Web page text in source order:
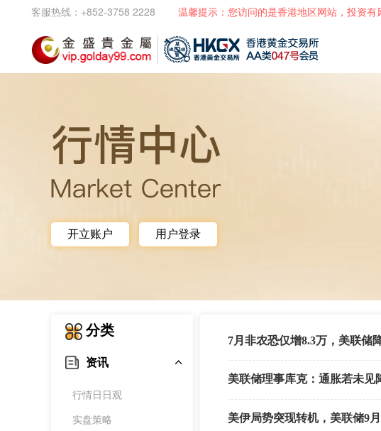
客服热线：+852-3758 2228 温馨提示：您访问的是香港地区网站，投资有
开立账户 用户登录
分类
资讯
行情日日观
实盘策略
7月非农恐仅增8.3万，美联储
美联储理事库克：通胀若未见
美伊局势突现转机，美联储9